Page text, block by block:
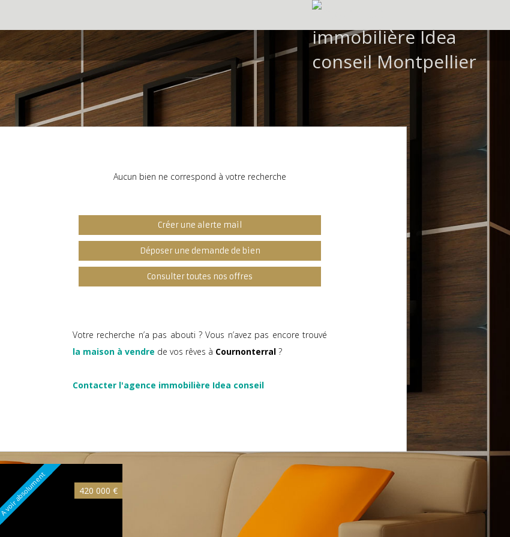
Aucun bien ne correspond à votre recherche
Créer une alerte mail
Déposer une demande de bien
Consulter toutes nos offres
Votre recherche n’a pas abouti ? Vous n’avez pas encore trouvé
la maison à vendre de vos rêves à Cournonterral ?
Contacter l'agence immobilière Idea conseil
A voir absolument 420 000 €